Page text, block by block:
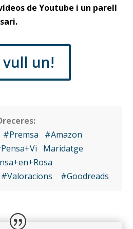
de Youtube i un parell
vull un!
#Premsa
#Amazon
Maridatge
#Valoracions #Goodreads